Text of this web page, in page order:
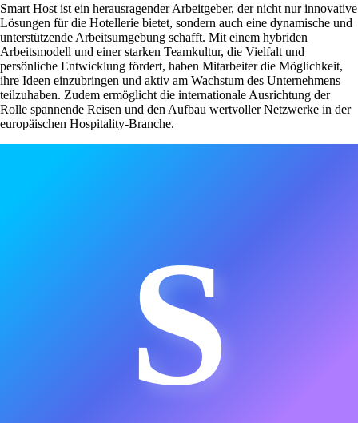
Smart Host ist ein herausragender Arbeitgeber, der nicht nur innovative
Lösungen für die Hotellerie bietet, sondern auch eine dynamische und
unterstützende Arbeitsumgebung schafft. Mit einem hybriden
Arbeitsmodell und einer starken Teamkultur, die Vielfalt und
persönliche Entwicklung fördert, haben Mitarbeiter die Möglichkeit,
ihre Ideen einzubringen und aktiv am Wachstum des Unternehmens
teilzuhaben. Zudem ermöglicht die internationale Ausrichtung der
Rolle spannende Reisen und den Aufbau wertvoller Netzwerke in der
europäischen Hospitality-Branche.
S